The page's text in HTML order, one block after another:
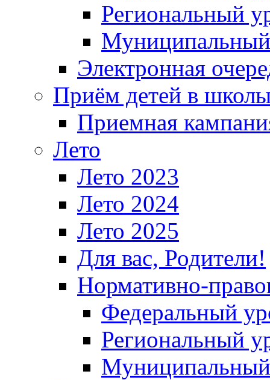
Региональный
Электронная
Приём детей в
Приемная
Лето
Лето 2023
Лето 2024
Лето 2025
Для вас, Родители!
Нормативно-
Федеральный
Региональный